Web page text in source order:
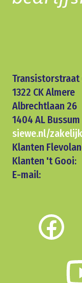
Transistorstraat
1322 CK Almere
Albrechtlaan 26
1404 AL Bussum
siewe.nl/zakelijk
Klanten
Klanten 't Gooi:
E-mail: